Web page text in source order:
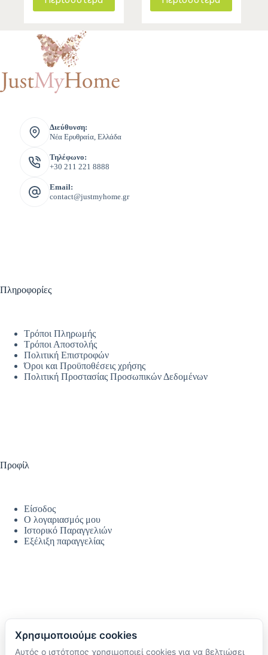
Διεύθυνση:
Νέα Ερυθραία, Ελλάδα
Τηλέφωνο:
+30 211 221 8888
Email:
contact@justmyhome.gr
Πληροφορίες
Τρόποι Πληρωμής
Τρόποι Αποστολής
Πολιτική Επιστροφών
Όροι και Προϋποθέσεις χρήσης
Πολιτική Προστασίας Προσωπικών Δεδομένων
Προφίλ
Είσοδος
Ο λογαριασμός μου
Ιστορικό Παραγγελιών
Εξέλιξη παραγγελίας
Χρησιμοποιούμε cookies
Αυτός ο ιστότοπος χρησιμοποιεί cookies για να βελτιώσει